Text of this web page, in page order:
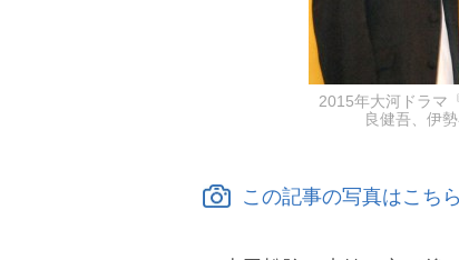
2015年大河ドラマ
良健吾、伊
この記事の写真はこち